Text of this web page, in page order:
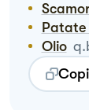
Olio